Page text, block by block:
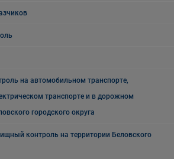
на автомобильном транспорте,
транспорте и в дорожном
городского округа
контроль на территории Беловского